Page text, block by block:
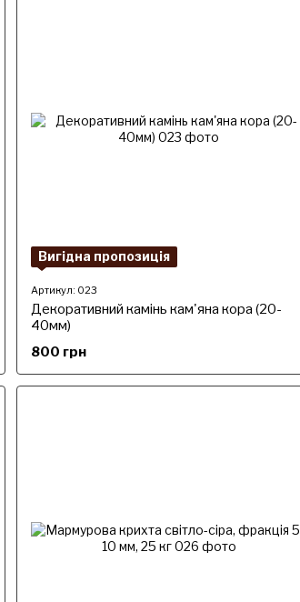
Вигідна пропозиція
Артикул: 023
Декоративний камінь кам'яна кора (20-
40мм)
800 грн